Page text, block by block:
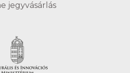
jegyvásárlás